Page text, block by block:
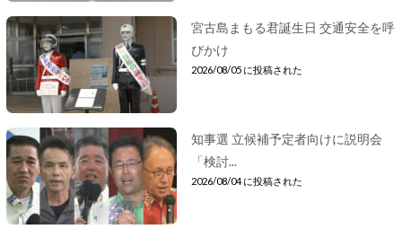
宮古島まもる君誕生日 交通安全を呼
びかけ
2026/08/05 に投稿された
知事選 立候補予定者向けに説明会
「検討...
2026/08/04 に投稿された